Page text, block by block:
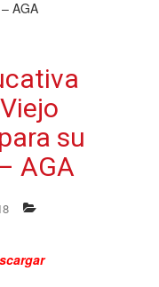
AGA
su
AGA